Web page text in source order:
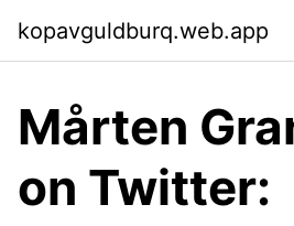
kopavguldburq.web.app
Mårten
on Twitter: